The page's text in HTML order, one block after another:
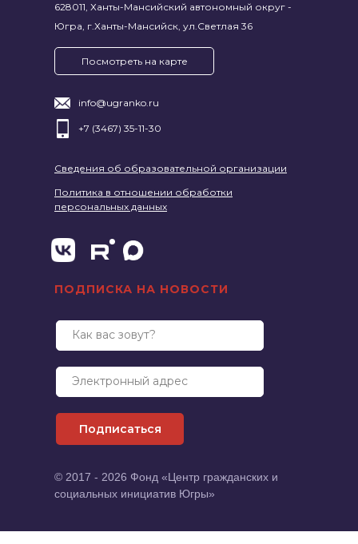
628011, Ханты-Мансийский автономный округ -
Югра, г.Ханты-Мансийск, ул.Светлая 36
© 2017 - 2026 Фонд «Центр гражданских и
социальных инициатив Югры»
ПОДПИСКА НА НОВОСТИ
info@ugranko.ru
+7 (3467) 35-11-30
Как вас зовут?
Электронный адрес
Подписаться
Политика в отношении обработки
персональных данных
Сведения об образовательной организации
Посмотреть на карте